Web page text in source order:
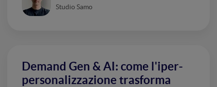
Studio Samo
Demand Gen & AI: come l'iper-
personalizzazione trasforma